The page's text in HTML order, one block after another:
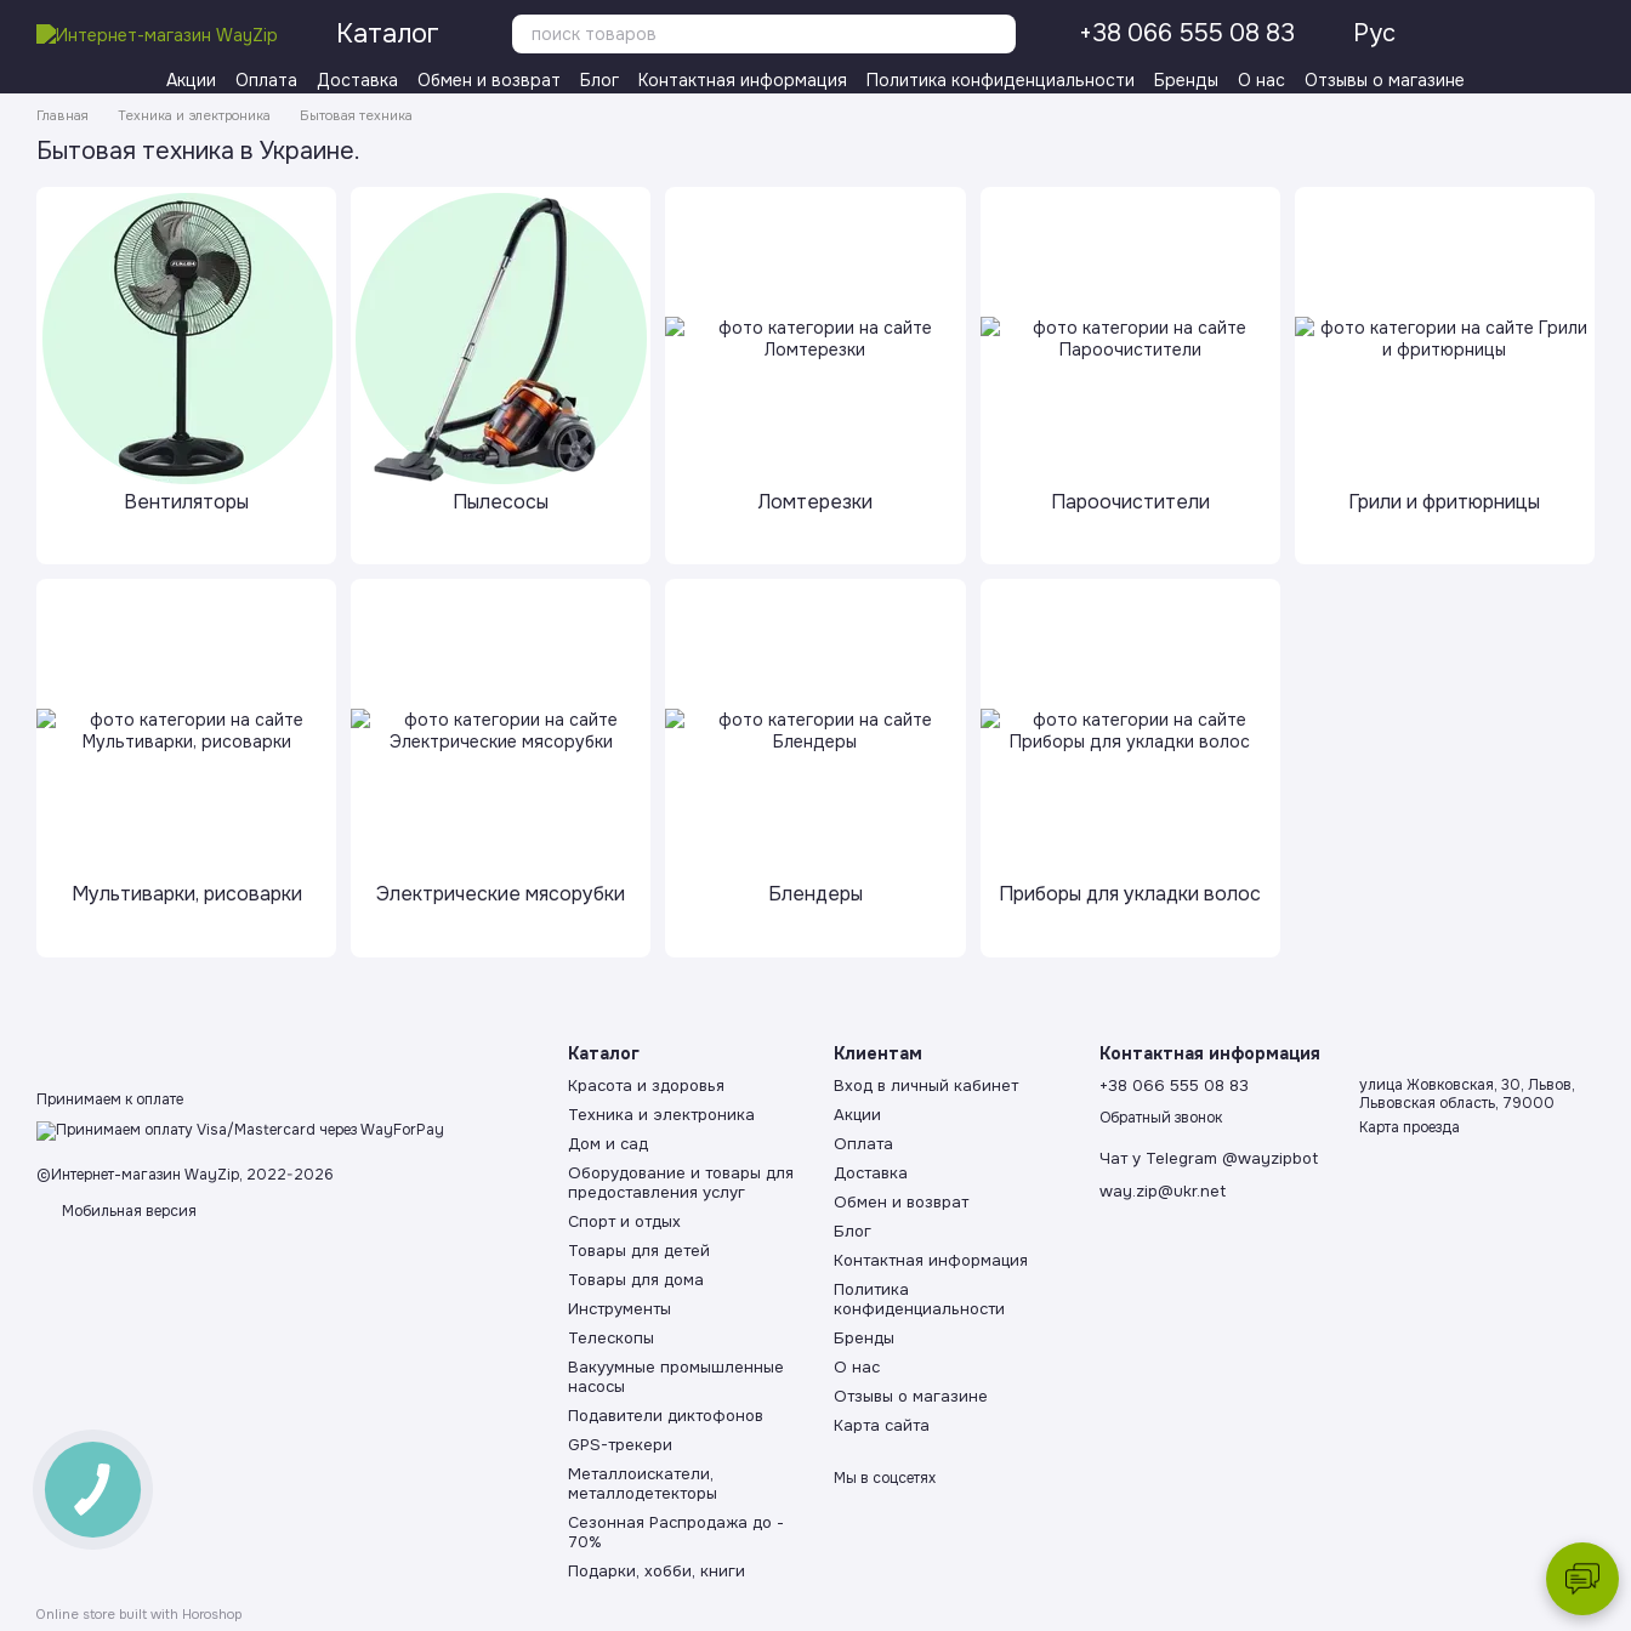
Каталог +38 066 555 08 83 Рус
Акции Оплата Доставка Обмен и возврат Блог Контактная информация Политика конфиденциальности Бренды О нас Отзывы о магазине
Главная Техника и электроника Бытовая техника
Бытовая техника в Украине.
Вентиляторы Пылесосы Ломтерезки Пароочистители Грили и фритюрницы
Мультиварки, рисоварки Электрические мясорубки Блендеры Приборы для укладки волос
Принимаем к оплате
©Интернет-магазин WayZip, 2022-2026
Мобильная версия
Online store built with Horoshop
Каталог
Красота и здоровья
Техника и электроника
Дом и сад
Оборудование и товары для
предоставления услуг
Спорт и отдых
Товары для детей
Товары для дома
Инструменты
Телескопы
Вакуумные промышленные
насосы
Подавители диктофонов
GPS-трекери
Металлоискатели,
металлодетекторы
Сезонная Распродажа до -
70%
Подарки, хобби, книги
Клиентам
Вход в личный кабинет
Акции
Оплата
Доставка
Обмен и возврат
Блог
Контактная информация
Политика
конфиденциальности
Бренды
О нас
Отзывы о магазине
Карта сайта
Мы в соцсетях
Контактная информация
+38 066 555 08 83
Обратный звонок
Чат у Telegram @wayzipbot
way.zip@ukr.net
улица Жовковская, 30, Львов,
Львовская область, 79000
Карта проезда